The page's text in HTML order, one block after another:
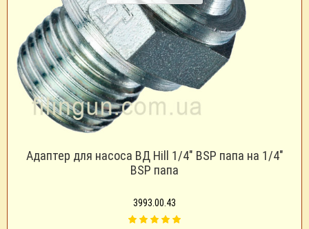
Адаптер для насоса ВД Hill 1/4" BSP папа на 1/4"
BSP папа
3993.00.43